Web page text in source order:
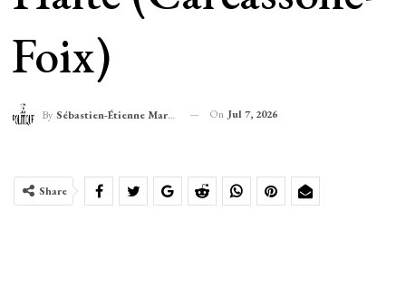
Foix)
By Sébastien-Étienne Marechal On Jul 7, 2026
Share